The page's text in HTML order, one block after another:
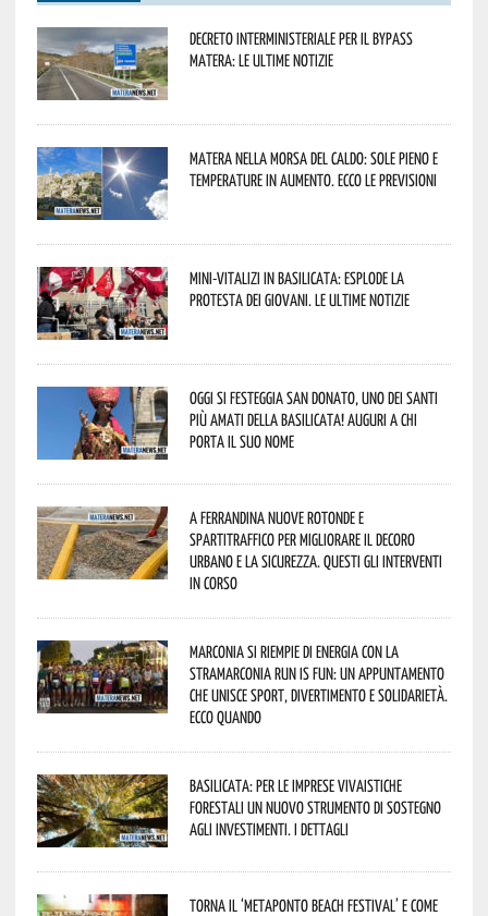
Decreto interministeriale per il Bypass
Matera: le ultime notizie
Matera nella morsa del caldo: sole pieno e
temperature in aumento. Ecco le previsioni
Mini-vitalizi in Basilicata: esplode la
protesta dei giovani. Le ultime notizie
Oggi si festeggia San Donato, uno dei Santi
più amati della Basilicata! Auguri a chi
porta il suo nome
A Ferrandina nuove rotonde e
spartitraffico per migliorare il decoro
urbano e la sicurezza. Questi gli interventi
in corso
Marconia si riempie di energia con la
StraMarconia Run is Fun: un appuntamento
che unisce sport, divertimento e solidarietà.
Ecco quando
Basilicata: per le imprese vivaistiche
forestali un nuovo strumento di sostegno
agli investimenti. I dettagli
Torna il ‘Metaponto beach festival’ e come